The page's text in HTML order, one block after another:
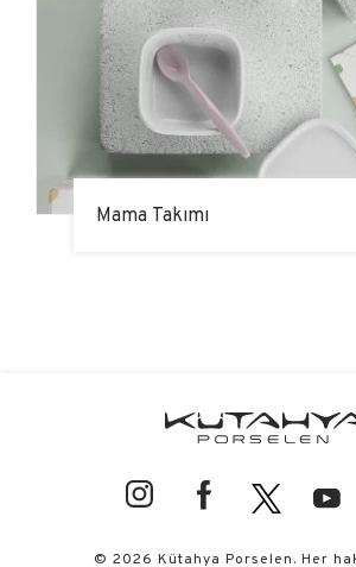
Mama Takımı
© 2026 Kütahya Porselen. Her